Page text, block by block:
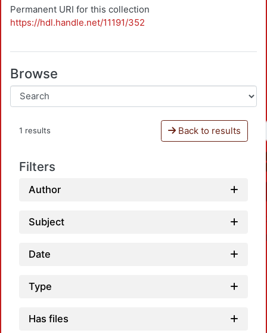
Permanent URI for this collection
https://hdl.handle.net/11191/352
Browse
1 results Back to results
Filters
Author
Subject
Date
Type
Has files